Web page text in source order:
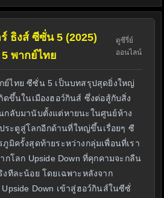
ร์ ธิงส์ ซีซั่น 5 (2025)
พากย์ไทย
ดูซีรี่ย์
ออนไลน์
ย์ไทย ซีซั่น 5 เป็นบทสรุปสุดยิ่งใหญ่
ดขึ้นในเมืองฮอว์กินส์ ซึ่งต่อสู้กับสิ่ง
กลับมานับตั้งแต่หายนะในศูนย์ห้าง
ระตูสู่โลกอีกด้านที่ใหญ่ขึ้นเรื่อยๆ ซี
มิครั้งสุดท้ายระหว่างกลุ่มเพื่อนที่เรา
กโลก Upside Down ที่คุกคามจะกลืน
ทีละน้อย โดยเฉพาะหลังจาก
Down เข้าสู่ฮอว์กินส์ในซีซั่